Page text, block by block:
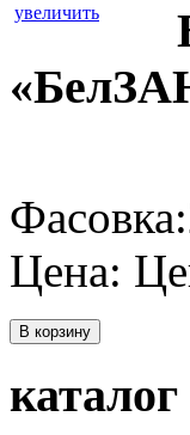
увеличить
Цена:
В корзину
каталог